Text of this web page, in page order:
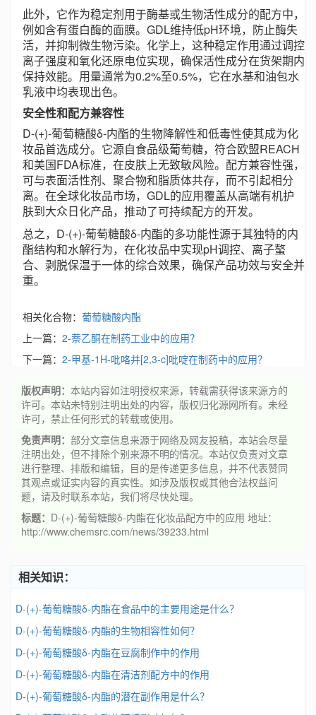
此外，它作为稳定剂用于酶基或生物活性成分的配方中，
例如含有蛋白酶的面膜。GDL维持低pH环境，防止酶失
活，并抑制微生物污染。化学上，这种稳定作用通过调控
离子强度和氧化还原电位实现，确保活性成分在货架期内
保持效能。用量通常为0.2%至0.5%，它在水基和油包水
乳液中均表现出色。
安全性和配方兼容性
D-(+)-葡萄糖酸δ-内酯的生物降解性和低毒性使其成为化
妆品首选成分。它源自食品级葡萄糖，符合欧盟REACH
和美国FDA标准，在皮肤上无致敏风险。配方兼容性强，
可与表面活性剂、聚合物和脂质体共存，而不引起相分
离。在全球化妆品市场，GDL的应用覆盖从高端有机护
肤到大众日化产品，推动了可持续配方的开发。
总之，D-(+)-葡萄糖酸δ-内酯的多功能性源于其独特的内
酯结构和水解行为，在化妆品中实现pH调控、离子螯
合、剥脱保湿于一体的综合效果，确保产品功效与安全并
重。
相关化合物： 葡萄糖酸内酯
上一篇： 2-萘乙酮在制药工业中的应用？
下一篇： 2-甲基-1H-吡咯并[2,3-c]吡啶在制药中的应用？
版权声明： 本站内容如注明授权来源，转载需获得该来源方的
许可。本站未特别注明出处的内容，版权归化源网所有。未经
许可，禁止任何形式的转载或使用。
免责声明： 部分文章信息来源于网络及网友投稿，本站会尽量
注明出处，但不排除个别来源不明的情况。本站仅负责对文章
进行整理、排版和编辑，目的是传递更多信息，并不代表赞同
其观点或证实内容的真实性。如涉及版权或其他合法权益问
题，请及时联系本站，我们将尽快处理。
标题： D-(+)-葡萄糖酸δ-内酯在化妆品配方中的应用 地址：
http://www.chemsrc.com/news/39233.html
相关知识：
D-(+)-葡萄糖酸δ-内酯在食品中的主要用途是什么？
D-(+)-葡萄糖酸δ-内酯的生物相容性如何？
D-(+)-葡萄糖酸δ-内酯在豆腐制作中的作用
D-(+)-葡萄糖酸δ-内酯在清洁剂配方中的作用
D-(+)-葡萄糖酸δ-内酯的潜在副作用是什么？